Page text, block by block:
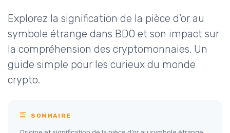
Explorez la signification de la pièce d’or au
symbole étrange dans BDO et son impact sur
la compréhension des cryptomonnaies. Un
guide simple pour les curieux du monde
crypto.
SOMMAIRE